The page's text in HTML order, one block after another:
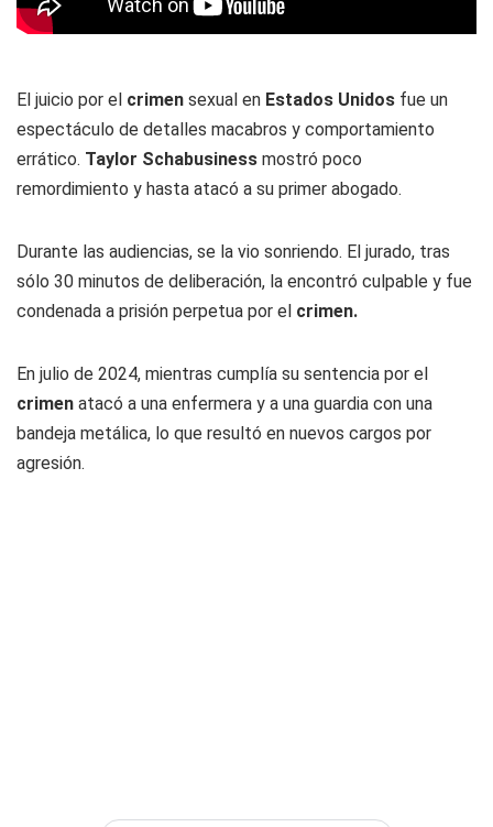
El juicio por el crimen sexual en Estados Unidos fue un
espectáculo de detalles macabros y comportamiento
errático. Taylor Schabusiness mostró poco
remordimiento y hasta atacó a su primer abogado.
Durante las audiencias, se la vio sonriendo. El jurado, tras
sólo 30 minutos de deliberación, la encontró culpable y fue
condenada a prisión perpetua por el crimen.
En julio de 2024, mientras cumplía su sentencia por el
crimen atacó a una enfermera y a una guardia con una
bandeja metálica, lo que resultó en nuevos cargos por
agresión.